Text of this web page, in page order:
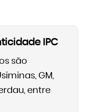
IPC
são
GM,
entre